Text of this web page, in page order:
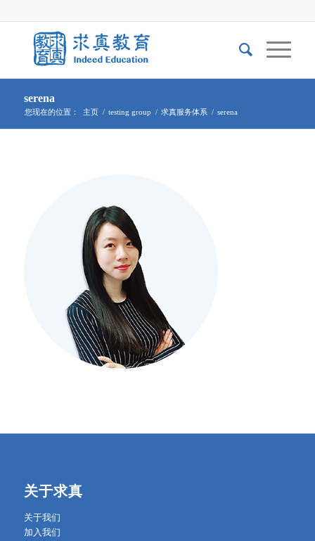
serena
您现在的位置： 主页 / testing group / 求真服务体系 / serena
关于求真
关于我们
加入我们